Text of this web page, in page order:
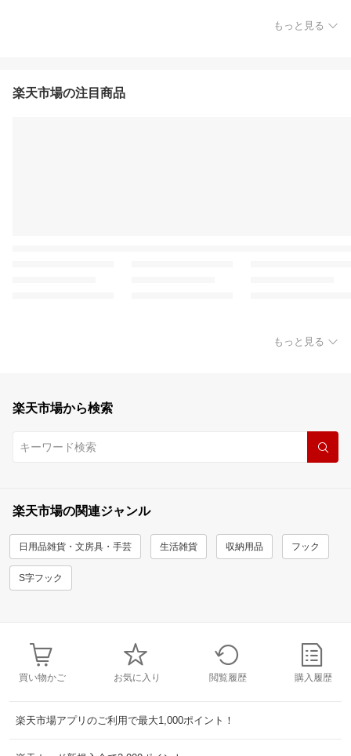
もっと見る
楽天市場の注目商品
もっと見る
楽天市場から検索
楽天市場の関連ジャンル
日用品雑貨・文房具・手芸 生活雑貨 収納用品 フック
S字フック
買い物かご お気に入り 閲覧履歴 購入履歴
楽天市場アプリのご利用で最大1,000ポイント！